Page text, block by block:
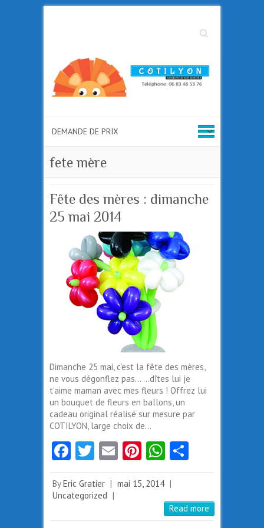
Search
fete mère
Fête des mères : dimanche
25 mai 2014
Dimanche 25 mai, c’est la fête des mères,
ne vous dégonflez pas… …dîtes lui je
t’aime maman avec mes fleurs ! Offrez lui
un bouquet de fleurs en ballons, un
cadeau original réalisé sur mesure par
COTILYON, large choix de…
Fa
b
o
T
itt
er
E
ai
Pi
er
W
ts
A er
ByEric Gratier | mai 15, 2014 |
Uncategorized |
Read more